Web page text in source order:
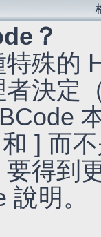
？
殊的
決定
] 而
得到
明。